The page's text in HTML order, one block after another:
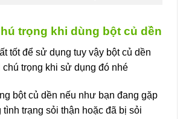
trọng khi dùng bột củ dền
tốt để sử dụng tuy vậy bột củ dền
chú trọng khi sử dụng đó nhé
bột củ dền nếu như bạn đang gặp
trạng sỏi thận hoặc đã bị sỏi